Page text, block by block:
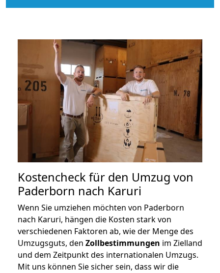
Kostencheck für den Umzug von
Paderborn nach Karuri
Wenn Sie umziehen möchten von Paderborn
nach Karuri, hängen die Kosten stark von
verschiedenen Faktoren ab, wie der Menge des
Umzugsguts, den Zollbestimmungen im Zielland
und dem Zeitpunkt des internationalen Umzugs.
Mit uns können Sie sicher sein, dass wir die